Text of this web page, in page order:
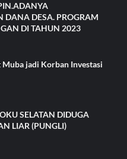
DANA DESA. PROGRAM
DI TAHUN 2023
jadi Korban Investasi
SELATAN DIDUGA
LIAR (PUNGLI)